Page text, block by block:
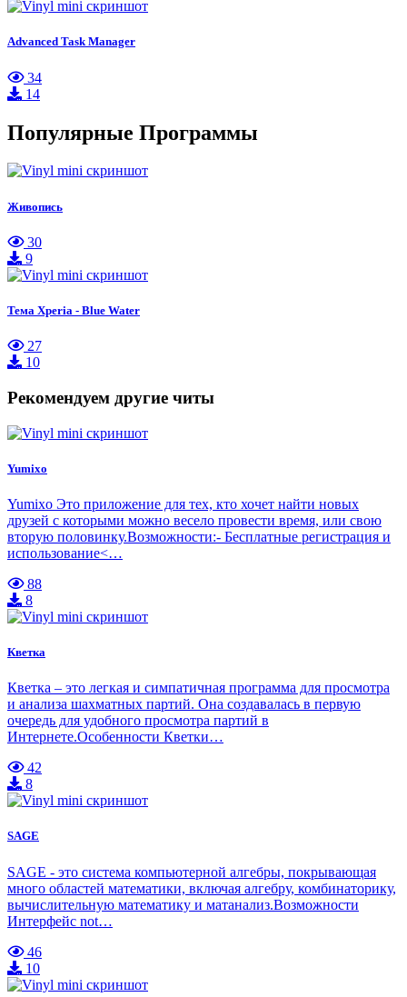
Advanced Task Manager
34
14
Популярные Программы
Живопись
30
9
Тема Xperia - Blue Water
27
10
Рекомендуем другие читы
Yumixo
Yumixo Это приложение для тех, кто хочет найти новых
друзей с которыми можно весело провести время, или свою
вторую половинку.Возможности:- Бесплатные регистрация и
использование<…
88
8
Кветка
Кветка – это легкая и симпатичная программа для просмотра
и анализа шахматных партий. Она создавалась в первую
очередь для удобного просмотра партий в
Интернете.Особенности Кветки…
42
8
SAGE
SAGE - это система компьютерной алгебры, покрывающая
много областей математики, включая алгебру, комбинаторику,
вычислительную математику и матанализ.Возможности
Интерфейс not…
46
10